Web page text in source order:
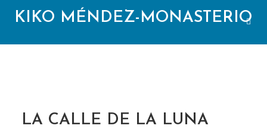
KIKO MÉNDEZ-MONASTERIO
LA CALLE DE LA LUNA